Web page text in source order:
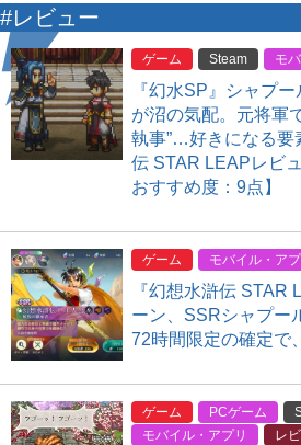
#レビュー
ゲーム Steam モ
『幻水SP』シャプ
が沼の気配。元将軍
執事”…好きになる要
伝 STAR LEAPレビ
おすすめ度：9点】
ゲーム モバイル・アプ
『幻想水滸伝 STAR
ーン、SSRシャプー
72時間限定の確定で
ゲーム PCゲーム
モバイル・アプリ
レ